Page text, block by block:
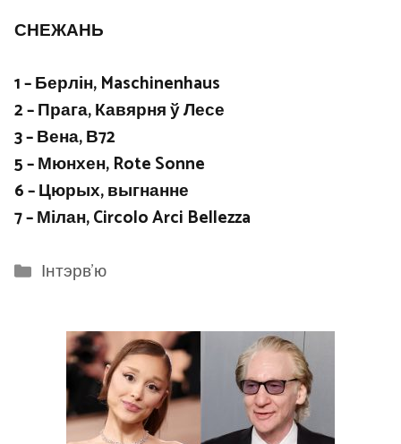
СНЕЖАНЬ
1 – Берлін, Maschinenhaus
2 – Прага, Кавярня ў Лесе
3 – Вена, В72
5 – Мюнхен, Rote Sonne
6 – Цюрых, выгнанне
7 – Мілан, Circolo Arci Bellezza
Categories
Інтэрв'ю